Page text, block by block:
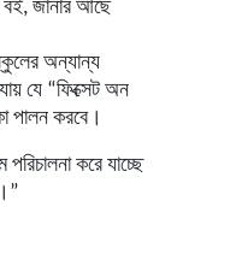
বই, জানার আছে
অন্যান্য
যে “ফিক্সেট অন
পালন করবে।
করে যাচ্ছে